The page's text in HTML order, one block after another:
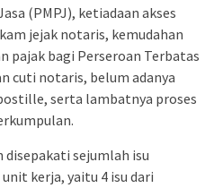
(PMPJ), ketiadaan akses
jejak notaris, kemudahan
pajak bagi Perseroan Terbatas
cuti notaris, belum adanya
serta lambatnya proses
sejumlah isu
kerja, yaitu 4 isu dari